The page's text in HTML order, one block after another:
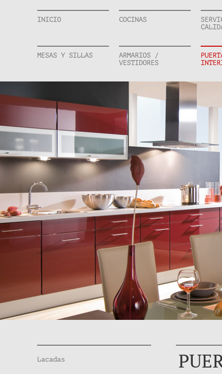
INICIO COCINAS
MESAS Y SILLAS
ARMARIOS /
VESTIDORES
Lacadas